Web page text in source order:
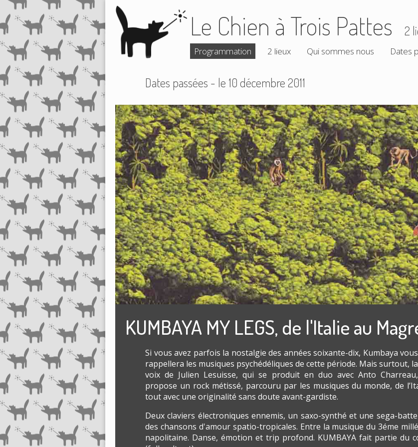
Le Chien à Trois Pattes 2
Programmation 2 lieux Qui sommes nous Dates
Dates passées - le 10 décembre 2011
KUMBAYA MY LEGS, de l'Italie au
Si vous avez parfois la nostalgie des années soixante-dix, Kumbaya vous
rappellera les musiques psychédéliques de cette période. Mais surtout, la
voix de Julien Lesuisse, qui se produit en duo avec Anto Charreau,
propose un rock métissé, parcouru par les musiques du monde, de
tout avec une originalité sans doute avant-gardiste.
Deux claviers électroniques ennemis, un saxo-synthé et une sega-
des chansons d'amour spatio-tropicales. Entre la musique du 3éme
napolitaine. Danse, émotion et trip profond. KUMBAYA fait partie du